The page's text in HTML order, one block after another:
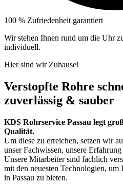
100 % Zufriedenheit garantiert
Wir stehen Ihnen rund um die Uhr
individuell.
Hier sind wir Zuhause!
Verstopfte Rohre
zuverlässig & sauber
KDS Rohrservice Passau legt
Qualität.
Um diese zu erreichen, setzen wir
unser Fachwissen, unsere
Unsere Mitarbeiter sind fachlich
mit den neuesten Technologien,
in Passau zu bieten.